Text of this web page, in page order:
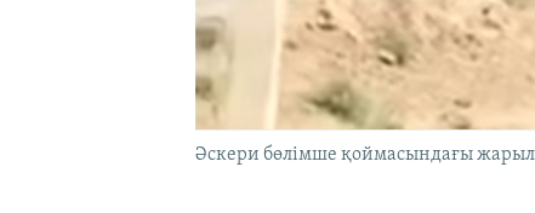
Әскери бөлімше қоймасындағы